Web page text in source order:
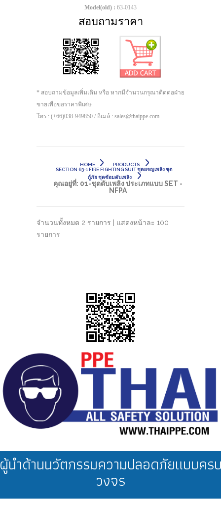
Model(old) : 63-0143
สอบถามราคา
* สอบถามข้อมูลเพิ่มเติม หรือ หากมีจำนวนกรุณาติดต่อฝ่าย
ขายเพื่อขอราคาพิเศษ
โทร : (+66)038-949850 / อีเมล์ : sales@thaippe.com
HOME
PRODUCTS
SECTION 63-1 FIRE FIGHTING SUIT ชุดผจญเพลิง ชุด
กู้ภัย ชุดซ้อมดับเพลิง
คุณอยู่ที่: 01-ชุดดับเพลิง ประเภทแบบ SET -
NFPA
จำนวนทั้งหมด 2 รายการ | แสดงหน้าละ 100
รายการ
นำด้านนวัตกรรมความปลอดภัยแบบคร
วงจร